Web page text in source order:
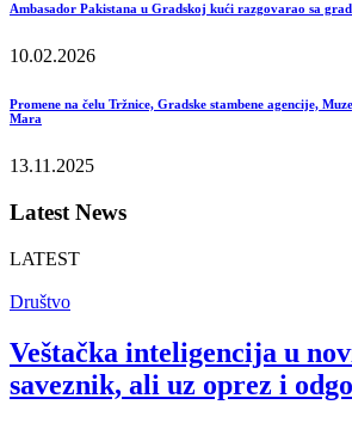
Ambasador Pakistana u Gradskoj kući razgovarao sa
10.02.2026
Promene na čelu Tržnice, Gradske stambene agencije,
Mara
13.11.2025
Latest News
LATEST
Društvo
Veštačka inteligencija u
saveznik, ali uz oprez i